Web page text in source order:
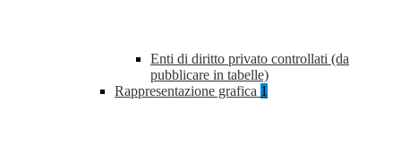
Enti di diritto privato controllati (da
pubblicare in tabelle)
Rappresentazione grafica 1